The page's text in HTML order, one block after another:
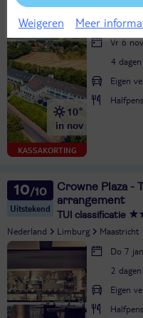
TUI classificatie
Nederland Limburg Slenaken
KASSAKORTING
10°
in nov
Vr 6
4
Eigen
10
Uitstekend
Crowne Plaza -
arrangement
TUI classificatie
Nederland Limburg Maastricht
Do 7
2
Eigen
Weigeren Meer